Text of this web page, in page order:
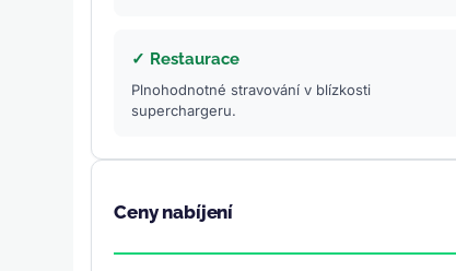
✓ Restaurace
Plnohodnotné stravování v blízkosti
superchargeru.
Ceny nabíjení